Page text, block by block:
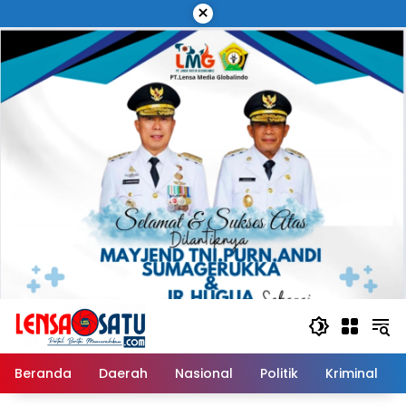
ke
konten
×
Beranda Daerah Nasional Politik Kriminal